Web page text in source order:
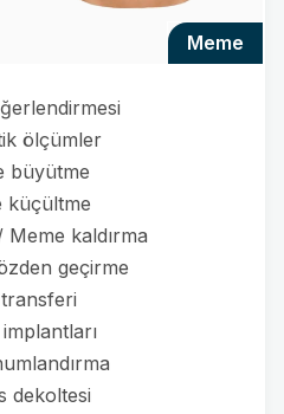
meme
ölçümler
büyütme
küçültme
kaldırma
geçirme
dekoltesi